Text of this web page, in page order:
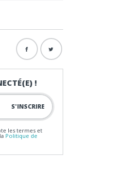
!
les termes et
Politique de